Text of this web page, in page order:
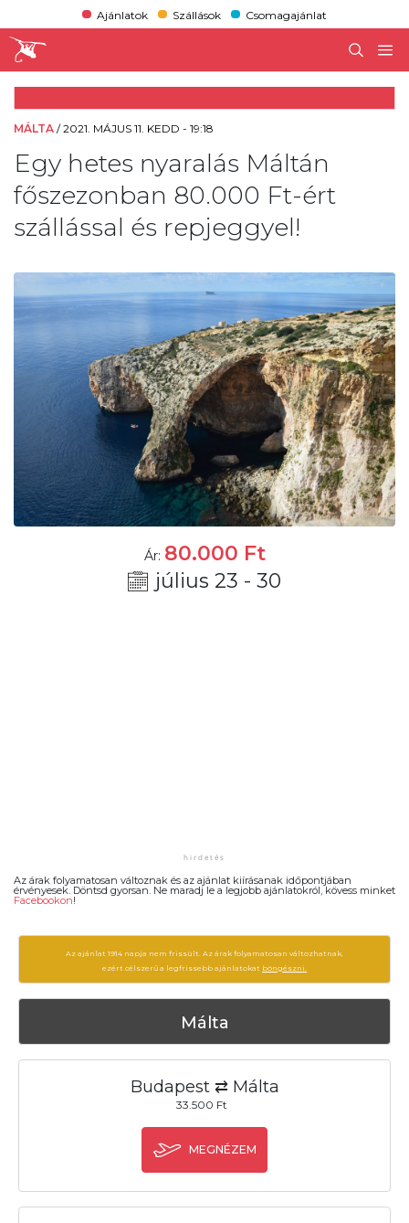
Ajánlatok Szállások Csomagajánlat
MÁLTA /2021. MÁJUS 11. KEDD - 19:18
Egy hetes nyaralás Máltán
főszezonban 80.000 Ft-ért
szállással és repjeggyel!
Ár: 80.000 Ft
július 23 - 30
Az árak folyamatosan változnak és az ajánlat kiírásanak időpontjában
érvényesek. Döntsd gyorsan. Ne maradj le a legjobb ajánlatokról, kövess minket
Facebookon!
Az ajánlat 1914 napja nem frissült. Az árak folyamatosan változhatnak,
ezért célszerű a legfrissebb ajánlatokat böngészni.
Málta
Budapest ⇄ Málta
33.500 Ft
MEGNÉZEM